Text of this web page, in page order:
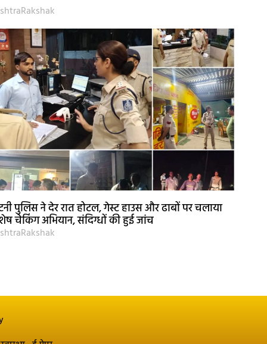
पुलिस ने देर रात होटल, गेस्ट हाउस और ढाबों पर चलाया
चेकिंग अभियान, संदिग्धों की हुई जांच